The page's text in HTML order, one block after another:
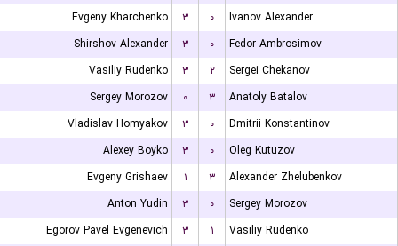
Evgeny Kharchenko
۳ ۰
Ivanov Alexander
Shirshov Alexander
۳ ۰
Fedor Ambrosimov
Vasiliy Rudenko
۳ ۲
Sergei Chekanov
Sergey Morozov
۰ ۳
Anatoly Batalov
Vladislav Homyakov
۳ ۰
Dmitrii Konstantinov
Alexey Boyko
۳ ۰
Oleg Kutuzov
Evgeny Grishaev
۱ ۳
Alexander Zhelubenkov
Anton Yudin
۳ ۰
Sergey Morozov
Egorov Pavel Evgenevich
۳ ۱
Vasiliy Rudenko